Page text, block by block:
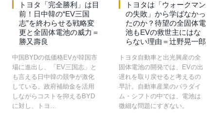
トヨタ「完全勝利」は目
前！日中韓の“EV三国
志”を終わらせる戦略変
更と全固体電池の威力＝
勝又壽良
中国BYDの低価格EVが韓国市
場に進出し、「EV三国志」と
も言える日中韓の競争が激化
している。政府補助金を活用
しながらコストを抑えるBYD
に対し、トヨ…
トヨタは「ウォークマン
の失敗」から学ばなかっ
たのか？待望の全固体電
池もEVの救世主にはな
らない理由＝辻野晃一郎
トヨタ自動車と出光興産の全
固体電池の開発では、EVの出
遅れを取り戻せると考えるの
早計。自動車産業のパラダイ
ム・シフトの中では、電池は
微細な問題にすぎない。